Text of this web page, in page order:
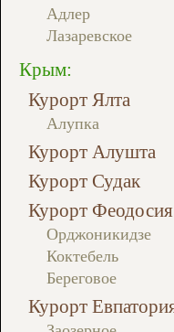
Адлер
Лазаревское
Крым:
Курорт Ялта
Алупка
Курорт Алушта
Курорт Судак
Курорт Феодосия
Орджоникидзе
Коктебель
Береговое
Курорт